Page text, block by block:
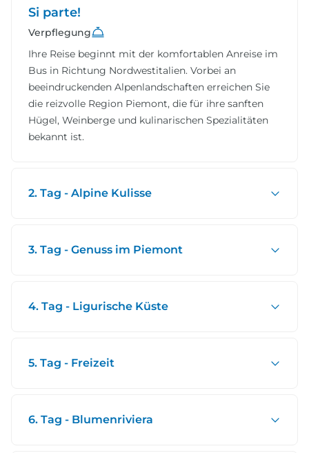
Si parte!
Verpflegung
Ihre Reise beginnt mit der komfortablen Anreise im
Bus in Richtung Nordwestitalien. Vorbei an
beeindruckenden Alpenlandschaften erreichen Sie
die reizvolle Region Piemont, die für ihre sanften
Hügel, Weinberge und kulinarischen Spezialitäten
bekannt ist.
2. Tag - Alpine Kulisse
3. Tag - Genuss im Piemont
4. Tag - Ligurische Küste
5. Tag - Freizeit
6. Tag - Blumenriviera